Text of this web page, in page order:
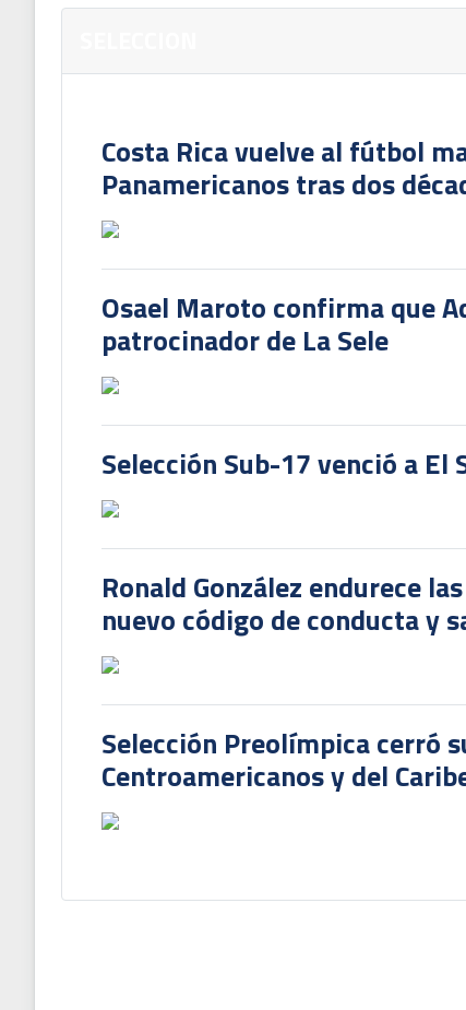
Costa Rica vuelve al fútbol
Panamericanos tras dos
Osael Maroto confirma que
patrocinador de La Sele
Selección Sub-17 venció a
Ronald González endurece
nuevo código de conducta y
Selección Preolímpica cerró
Centroamericanos y del